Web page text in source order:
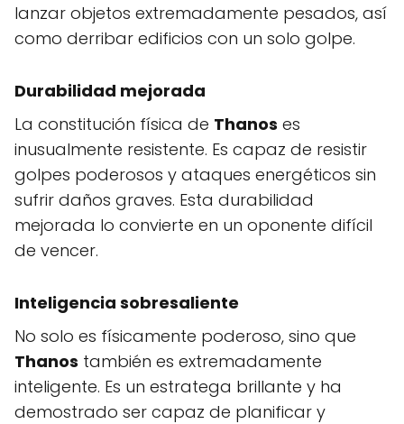
lanzar objetos extremadamente pesados, así
como derribar edificios con un solo golpe.
Durabilidad mejorada
La constitución física de Thanos es
inusualmente resistente. Es capaz de resistir
golpes poderosos y ataques energéticos sin
sufrir daños graves. Esta durabilidad
mejorada lo convierte en un oponente difícil
de vencer.
Inteligencia sobresaliente
No solo es físicamente poderoso, sino que
Thanos también es extremadamente
inteligente. Es un estratega brillante y ha
demostrado ser capaz de planificar y